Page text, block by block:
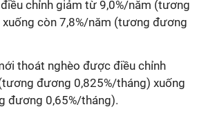
chỉnh giảm từ 9,0%/năm (tương
còn 7,8%/năm (tương đương
thoát nghèo được điều chỉnh
đương 0,825%/tháng) xuống
đương 0,65%/tháng).